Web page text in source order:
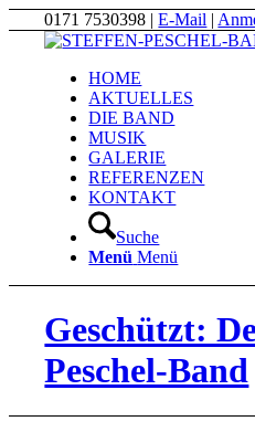
0171 7530398 |E-Mail |
HOME
AKTUELLES
DIE BAND
MUSIK
GALERIE
REFERENZEN
KONTAKT
Suche
Menü Menü
Geschützt:
Peschel-Band